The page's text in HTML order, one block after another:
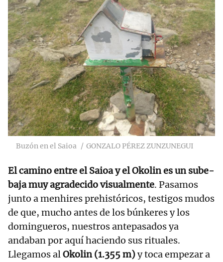
Buzón en el Saioa GONZALO PÉREZ ZUNZUNEGUI
El camino entre el Saioa y el Okolin es un sube-
baja muy agradecido visualmente. Pasamos
junto a menhires prehistóricos, testigos mudos
de que, mucho antes de los búnkeres y los
domingueros, nuestros antepasados ya
andaban por aquí haciendo sus rituales. ​
Llegamos alOkolin (1.355 m)y toca empezar a